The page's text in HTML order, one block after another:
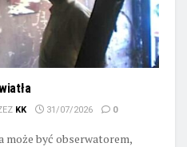
KK 31/07/2026 0
może być obserwatorem,